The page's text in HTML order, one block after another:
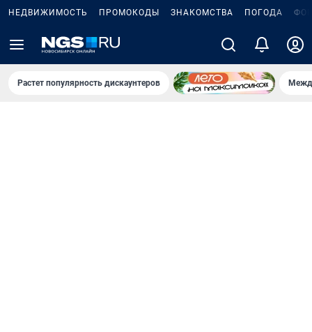
НЕДВИЖИМОСТЬ ПРОМОКОДЫ ЗНАКОМСТВА ПОГОДА
Растет популярность дискаунтеров